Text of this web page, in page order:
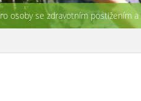
osoby se zdravotním postižením